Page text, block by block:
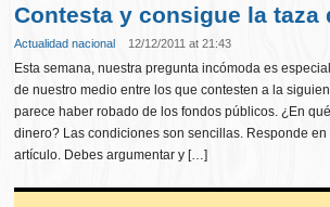
Contesta y consigue la taza
Actualidad nacional 12/12/2011 at 21:43
Esta semana, nuestra pregunta incómoda es
de nuestro medio entre los que contesten a la
parece haber robado de los fondos públicos. ¿En
dinero? Las condiciones son sencillas. Responde
artículo. Debes argumentar y […]